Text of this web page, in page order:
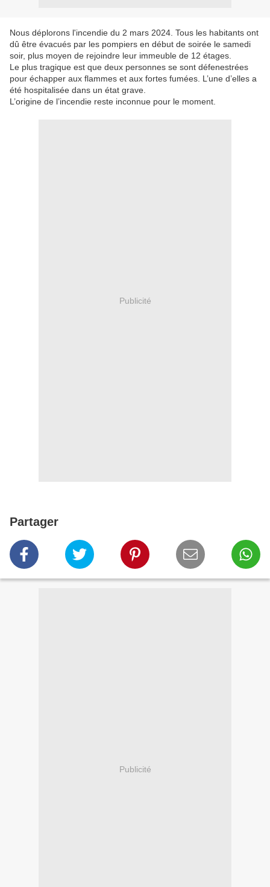
Nous déplorons l'incendie du 2 mars 2024. Tous les habitants ont
dû être évacués par les pompiers en début de soirée le samedi
soir, plus moyen de rejoindre leur immeuble de 12 étages.
Le plus tragique est que deux personnes se sont défenestrées
pour échapper aux flammes et aux fortes fumées. L’une d’elles a
été hospitalisée dans un état grave.
L’origine de l’incendie reste inconnue pour le moment.
Publicité
Partager
Publicité